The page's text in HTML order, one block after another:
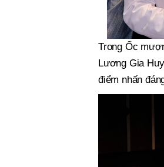
Trong Ốc
Lương Gia
điểm nhấn